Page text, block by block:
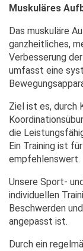
Muskuläres
Das muskuläre
ganzheitliches,
Verbesserung
umfasst eine
Ziel ist es, durch
die
Ein Training ist
empfehlenswert.
Unsere Sport-
individuellen
Beschwerden
angepasst ist.
Durch ein